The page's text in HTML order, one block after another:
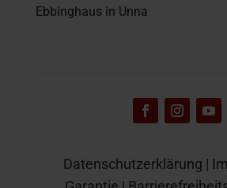
Ebbinghaus in Unna
Datenschutzerklärung |